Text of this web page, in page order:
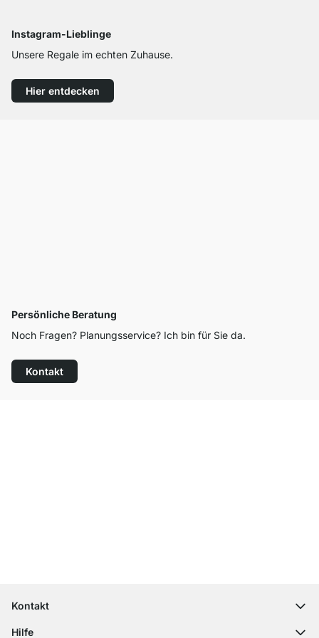
Instagram-Lieblinge
Unsere Regale im echten Zuhause.
Hier entdecken
Persönliche Beratung
Noch Fragen? Planungsservice? Ich bin für Sie da.
Kontakt
Kontakt
contact@regalraum.com
Hilfe